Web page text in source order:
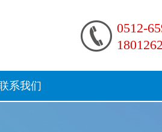
0512-
系我们